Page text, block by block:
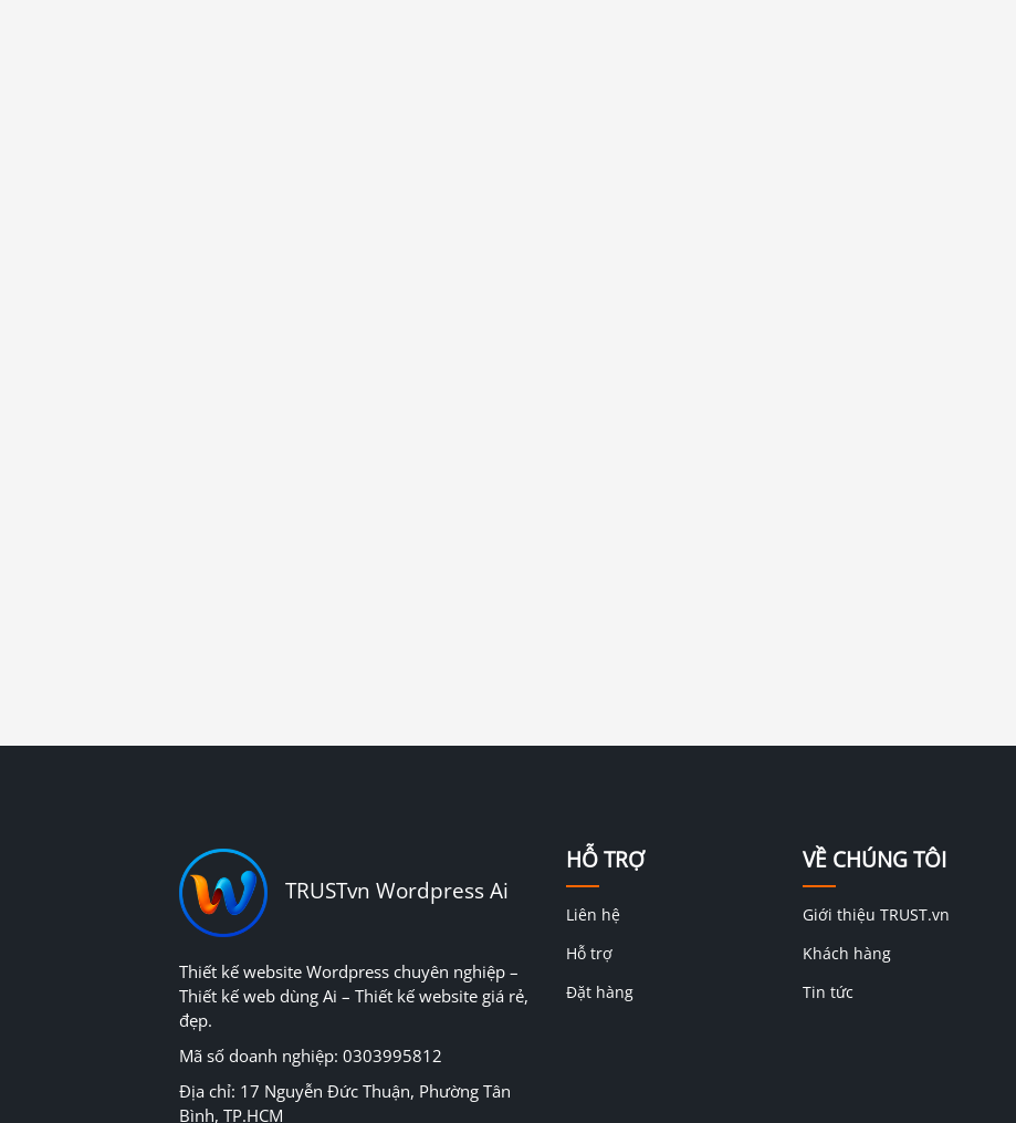
TRUSTvn Wordpress Ai
Thiết kế website Wordpress chuyên nghiệp –
Thiết kế web dùng Ai – Thiết kế website giá rẻ,
đẹp.
Mã số doanh nghiệp: 0303995812
Địa chỉ: 17 Nguyễn Đức Thuận, Phường Tân
Bình, TP.HCM
HỖ TRỢ
Liên hệ
Hỗ trợ
Đặt hàng
VỀ CHÚNG TÔI
Giới thiệu TRUST.vn
Khách hàng
Tin tức